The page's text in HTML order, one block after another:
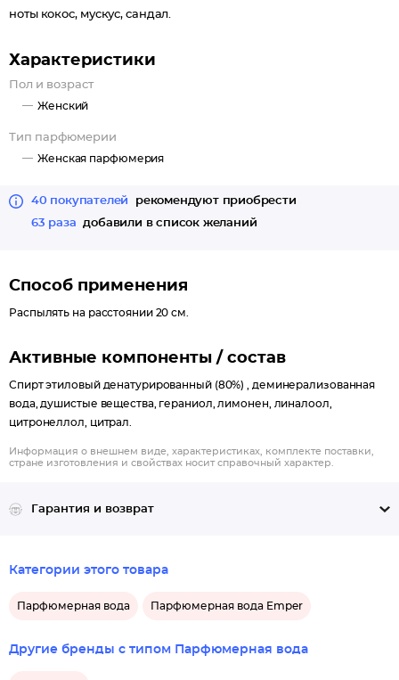
ноты кокос, мускус, сандал.
Характеристики
Пол и возраст
Женский
Тип парфюмерии
Женская парфюмерия
40 покупателей
рекомендуют приобрести
63 раза
добавили в список желаний
Способ применения
Распылять на расстоянии 20 см.
Активные компоненты / состав
Спирт этиловый денатурированный (80%) , деминерализованная
вода, душистые вещества, гераниол, лимонен, линалоол,
цитронеллол, цитрал.
Информация о внешнем виде, характеристиках, комплекте поставки,
стране изготовления и свойствах носит справочный характер.
Гарантия и возврат
Категории этого товара
Парфюмерная вода Парфюмерная вода Emper
Другие бренды с типом Парфюмерная вода